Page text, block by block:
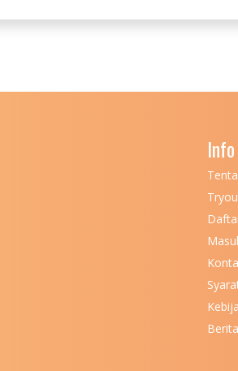
Info